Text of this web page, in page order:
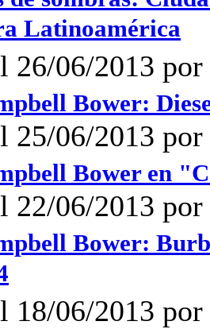
Latinoamérica
26/06/2013
Bower:
25/06/2013
Bower en
22/06/2013
Bower:
18/06/2013